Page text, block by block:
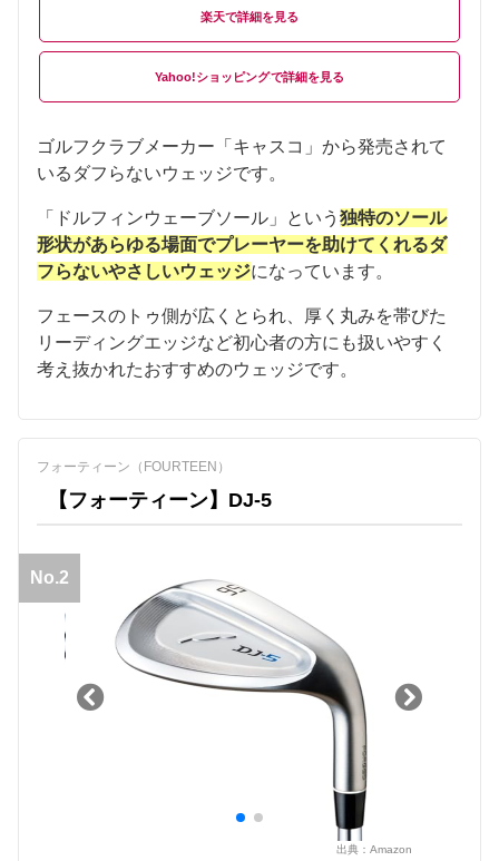
楽天
Yahoo!ショッピング
ゴルフクラブメーカー「キャスコ」から発売されて
いるダフらないウェッジです。
「ドルフィンウェーブソール」という 独特のソール
形状があらゆる場面でプレーヤーを助けてくれるダ
フらないやさしいウェッジになっています。
フェースのトゥ側が広くとられ、厚く丸みを帯びた
リーディングエッジなど初心者の方にも扱いやすく
考え抜かれたおすすめのウェッジです。
フォーティーン（FOURTEEN）
【フォーティーン】DJ-5
No.2
出典： Amazon